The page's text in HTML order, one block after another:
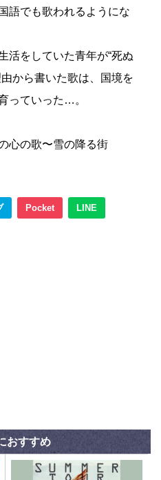
語でも歌われるようにな
活をしていた青年が“死ぬ
から書いた歌は、国境を
っていった…。
心の歌〜雪の降る街
Pocket LINE
おすすめ